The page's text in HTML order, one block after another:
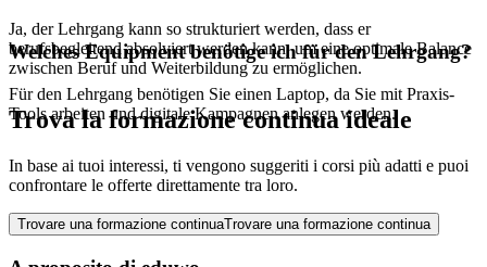
Ja, der Lehrgang kann so strukturiert werden, dass er
berufsbegleitend absolviert werden kann, um eine optimale Balance
zwischen Beruf und Weiterbildung zu ermöglichen.
Welches Equipment benötige ich für den Lehrgang?
Für den Lehrgang benötigen Sie einen Laptop, da Sie mit Praxis-
Tools arbeiten und digitale Kampagnen anlegen werden.
Trova la formazione continua ideale
In base ai tuoi interessi, ti vengono suggeriti i corsi più adatti e puoi
confrontare le offerte direttamente tra loro.
Trovare una formazione continuaTrovare una formazione continua